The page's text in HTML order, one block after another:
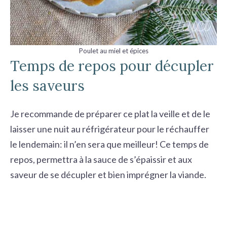
Poulet au miel et épices
Temps de repos pour décupler
les saveurs
Je recommande de préparer ce plat la veille et de le
laisser une nuit au réfrigérateur pour le réchauffer
le lendemain: il n’en sera que meilleur! Ce temps de
repos, permettra à la sauce de s’épaissir et aux
saveur de se décupler et bien imprégner la viande.